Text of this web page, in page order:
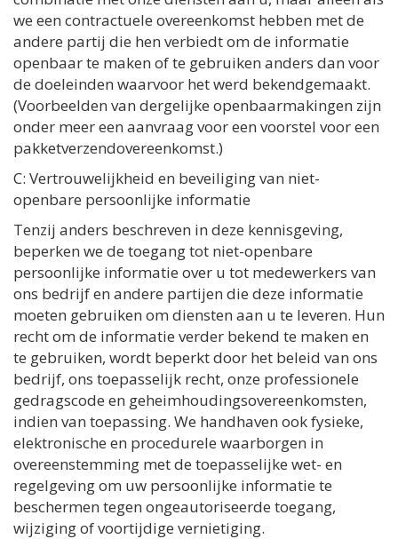
we een contractuele overeenkomst hebben met de
andere partij die hen verbiedt om de informatie
openbaar te maken of te gebruiken anders dan voor
de doeleinden waarvoor het werd bekendgemaakt.
(Voorbeelden van dergelijke openbaarmakingen zijn
onder meer een aanvraag voor een voorstel voor een
pakketverzendovereenkomst.)
C: Vertrouwelijkheid en beveiliging van niet-
openbare persoonlijke informatie
Tenzij anders beschreven in deze kennisgeving,
beperken we de toegang tot niet-openbare
persoonlijke informatie over u tot medewerkers van
ons bedrijf en andere partijen die deze informatie
moeten gebruiken om diensten aan u te leveren. Hun
recht om de informatie verder bekend te maken en
te gebruiken, wordt beperkt door het beleid van ons
bedrijf, ons toepasselijk recht, onze professionele
gedragscode en geheimhoudingsovereenkomsten,
indien van toepassing. We handhaven ook fysieke,
elektronische en procedurele waarborgen in
overeenstemming met de toepasselijke wet- en
regelgeving om uw persoonlijke informatie te
beschermen tegen ongeautoriseerde toegang,
wijziging of voortijdige vernietiging.